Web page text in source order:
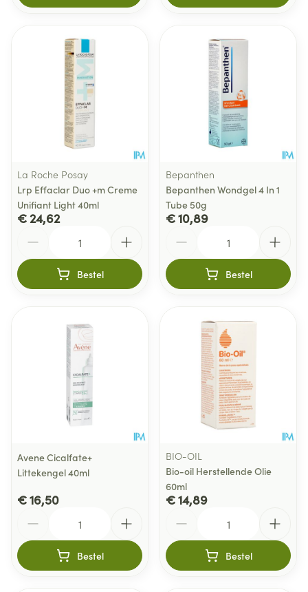
La Roche Posay
Lrp Effaclar Duo +m Creme
Unifiant Light 40ml
€ 24,62
Bestel
Bepanthen
Bepanthen Wondgel 4 In 1
Tube 50g
€ 10,89
Bestel
Avene Cicalfate+
Littekengel 40ml
€ 16,50
Bestel
BIO-OIL
Bio-oil Herstellende Olie
60ml
€ 14,89
Bestel